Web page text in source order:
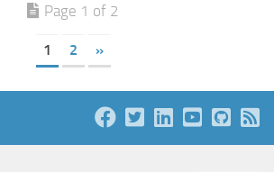
Page 1 of 2
1 2 »